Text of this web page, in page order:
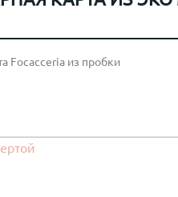
Focacceria из пробки